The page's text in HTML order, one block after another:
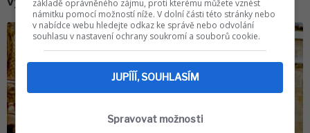
základě oprávněného zájmu, proti kterému můžete vznést
námitku pomocí možností níže. V dolní části této stránky nebo
v nabídce webu hledejte odkaz ke správě nebo odvolání
souhlasu v nastavení ochrany soukromí a souborů cookie.
JUPÍÍÍ, SOUHLASÍM
Spravovat možnosti